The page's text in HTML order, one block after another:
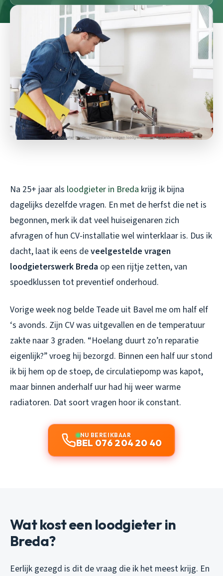
Na 25+ jaar als loodgieter in Breda krijg ik bijna
dagelijks dezelfde vragen. En met de herfst die net is
begonnen, merk ik dat veel huiseigenaren zich
afvragen of hun CV-installatie wel winterklaar is. Dus ik
dacht, laat ik eens deveelgestelde vragen
loodgieterswerk Breda op een rijtje zetten, van
spoedklussen tot preventief onderhoud.
Vorige week nog belde Teade uit Bavel me om half elf
‘s avonds. Zijn CV was uitgevallen en de temperatuur
zakte naar 3 graden. “Hoelang duurt zo’n reparatie
eigenlijk?” vroeg hij bezorgd. Binnen een half uur stond
ik bij hem op de stoep, de circulatiepomp was kapot,
maar binnen anderhalf uur had hij weer warme
radiatoren. Dat soort vragen hoor ik constant.
NU BEREIKBAAR
BEL 076 204 20 40
Wat kost een loodgieter in
Breda?
Eerlijk gezegd is dit de vraag die ik het meest krijg. En